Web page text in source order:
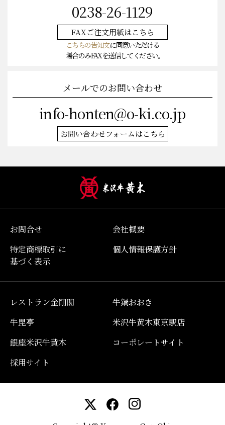
0238-26-1129
FAXご注文用紙はこちら
こちらの告知文に同意いただける
場合のみFAXを送信してください。
メールでのお問い合わせ
info-honten@o-ki.co.jp
お問い合わせフォームはこちら
お問合せ
会社概要
特定商標取引に
基づく表示
個人情報保護方針
レストラン金剛閣
牛鍋おおき
牛毘亭
米沢牛黄木東京駅店
銀座米沢牛黄木
コーポレートサイト
採用サイト